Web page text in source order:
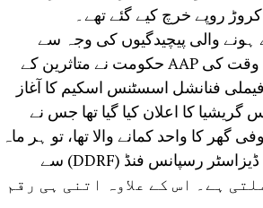
والی پیچیدگیوں کی وجہ سے
26,700 سے زیادہ لوگ ہلاک ہو چکے ہیں۔ سال 2021 میں، اس وقت کی AAP حکومت نے متاثرین کے
خاندانوں کو معاوضہ فراہم کرنے کے لیے چیف منسٹر کوویڈ 19 فیملی فنانشل اسسٹنس اسکیم کا آغاز
کے لیے 50,000 روپے کے ایکس گریشیا کا اعلان کیا گیا تھا جس نے
کا واحد کمانے والا تھا، تو ہر ماہ
اضافی 2500 روپے کا اعلان کیا جاتا تھا۔ ایسے خاندانوں کو دہلی ڈیزاسٹر رسپانس فنڈ (DDRF) سے
ملتی ہے۔ اس کے علاوہ اتنی ہی رقم